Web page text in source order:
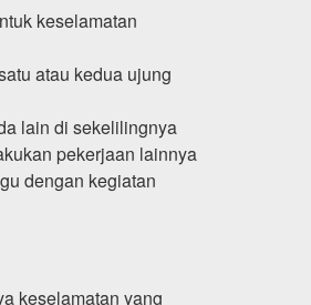
keselamatan
atau kedua ujung
lain di sekelilingnya
pekerjaan lainnya
dengan kegiatan
keselamatan yang